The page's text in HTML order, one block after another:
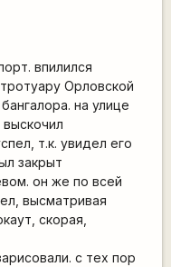
впилился
Орловской
на улице
т.к. увидел его
закрыт
он же по всей
высматривая
скорая,
с тех пор